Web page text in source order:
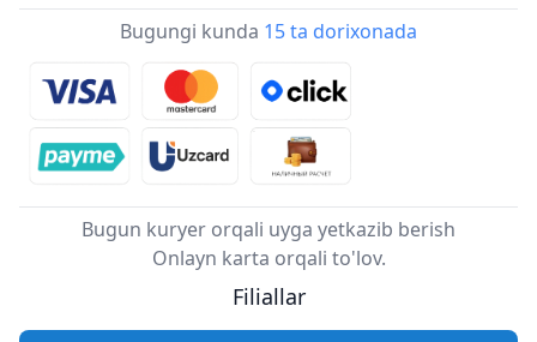
Bugungi kunda 15 ta dorixonada
Bugun kuryer orqali uyga yetkazib berish
Onlayn karta orqali to'lov.
Filiallar